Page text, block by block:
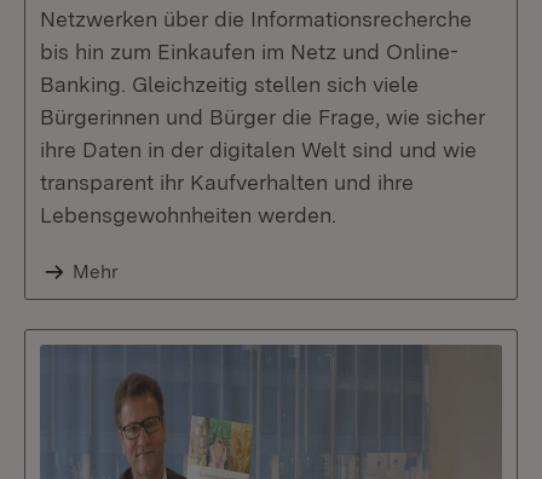
Netzwerken über die Informationsrecherche
bis hin zum Einkaufen im Netz und Online-
Banking. Gleichzeitig stellen sich viele
Bürgerinnen und Bürger die Frage, wie sicher
ihre Daten in der digitalen Welt sind und wie
transparent ihr Kaufverhalten und ihre
Lebensgewohnheiten werden.
Mehr